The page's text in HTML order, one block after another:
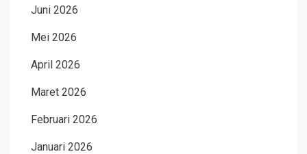
Juni 2026
Mei 2026
April 2026
Maret 2026
Februari 2026
Januari 2026